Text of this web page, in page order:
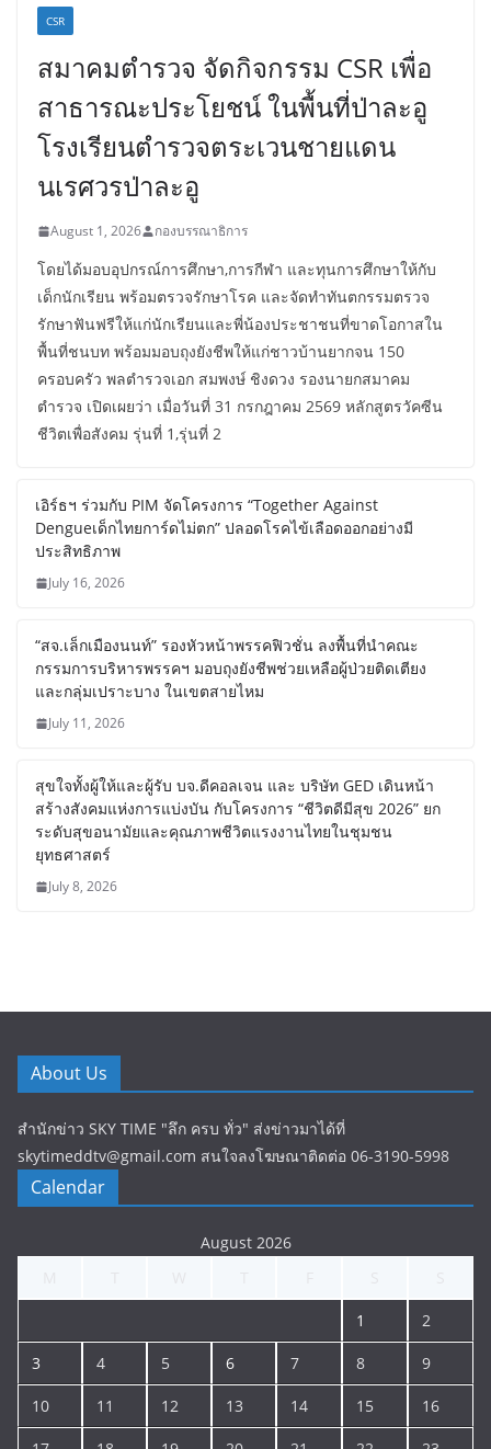
CSR
สมาคมตำรวจ จัดกิจกรรม CSR เพื่อ
สาธารณะประโยชน์ ในพื้นที่ป่าละอู
โรงเรียนตำรวจตระเวนชายแดน
นเรศวรป่าละอู
August 1, 2026 กองบรรณาธิการ
โดยได้มอบอุปกรณ์การศึกษา,การกีฬา และทุนการศึกษาให้กับ
เด็กนักเรียน พร้อมตรวจรักษาโรค และจัดทำทันตกรรมตรวจ
รักษาฟันฟรีให้แก่นักเรียนและพี่น้องประชาชนที่ขาดโอกาสใน
พื้นที่ชนบท พร้อมมอบถุงยังชีพให้แก่ชาวบ้านยากจน 150
ครอบครัว พลตำรวจเอก สมพงษ์ ชิงดวง รองนายกสมาคม
ตำรวจ เปิดเผยว่า เมื่อวันที่ 31 กรกฎาคม 2569 หลักสูตรวัคซีน
ชีวิตเพื่อสังคม รุ่นที่ 1,รุ่นที่ 2
เอิร์ธฯ ร่วมกับ PIM จัดโครงการ “Together Against
Dengueเด็กไทยการ์ดไม่ตก” ปลอดโรคไข้เลือดออกอย่างมี
ประสิทธิภาพ
July 16, 2026
“สจ.เล็กเมืองนนท์” รองหัวหน้าพรรคฟิวชั่น ลงพื้นที่นำคณะ
กรรมการบริหารพรรคฯ มอบถุงยังชีพช่วยเหลือผู้ป่วยติดเตียง
และกลุ่มเปราะบาง ในเขตสายไหม
July 11, 2026
สุขใจทั้งผู้ให้และผู้รับ บจ.ดีคอลเจน และ บริษัท GED เดินหน้า
สร้างสังคมแห่งการแบ่งบัน​ กับโครงการ “ชีวิตดีมีสุข 2026” ยก
ระดับสุขอนามัยและคุณภาพชีวิตแรงงานไทยในชุมชน
ยุทธศาสตร์
July 8, 2026
About Us
สำนักข่าว SKY TIME "ลึก ครบ ทั่ว" ส่งข่าวมาได้ที่
skytimeddtv@gmail.com สนใจลงโฆษณาติดต่อ 06-3190-5998
Calendar
August 2026
1 2
3 4 5 6 7 8 9
10 11 12 13 14 15 16